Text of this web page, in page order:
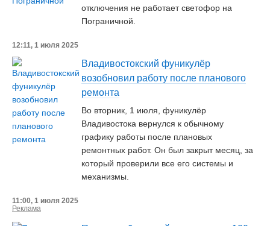
отключения не работает светофор на
Пограничной.
12:11, 1 июля 2025
Владивостокский фуникулёр
возобновил работу после планового
ремонта
Во вторник, 1 июля, фуникулёр
Владивостока вернулся к обычному
графику работы после плановых
ремонтных работ. Он был закрыт месяц, за
который проверили все его системы и
механизмы.
11:00, 1 июля 2025
Реклама